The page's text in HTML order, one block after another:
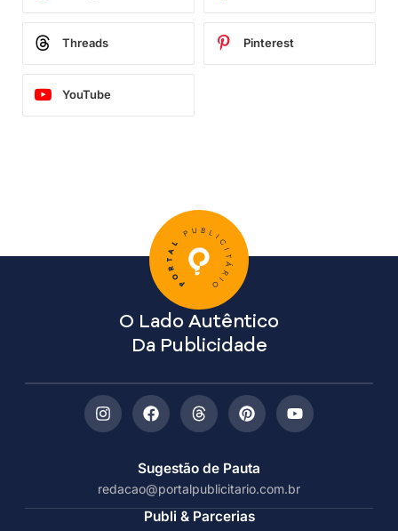
Threads Pinterest
YouTube
Sugestão de Pauta
redacao@portalpublicitario.com.br
Publi & Parcerias
O Lado Autêntico
Da Publicidade